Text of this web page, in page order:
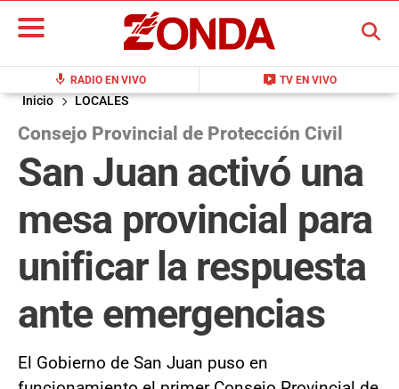
mic RADIO EN VIVO live_tv TV EN VIVO
BUSCAR
Inicio LOCALES
Consejo Provincial de Protección Civil
San Juan activó una
mesa provincial para
unificar la respuesta
ante emergencias
El Gobierno de San Juan puso en